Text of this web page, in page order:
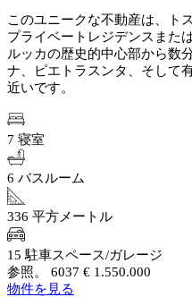
このユニークな不動産は、ト
プライベートレジデンスまた
ルッカの歴史的中心部から数
ナ、ピエトラスンタ、そして
近いです。
7 寝室
6 バスルーム
336 平方メートル
15 駐車スペース/ガレージ
参照。 6037 € 1.550.000
物件を見る